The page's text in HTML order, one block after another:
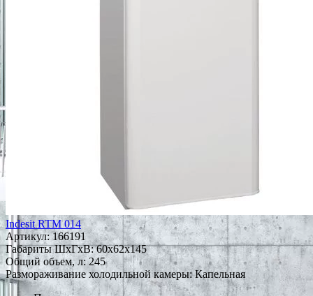
Indesit RTM 014
Артикул:166191
Габариты ШxГxВ: 60x62x145
Общий объем, л: 245
Размораживание холодильной камеры: Капельная